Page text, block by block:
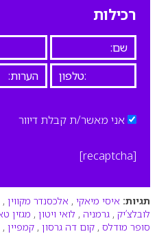
רכילות
אני מאשר/ת קבלת דיוור
[recaptcha]
תגיות: איסי מיאקי , אלכסנדר מקווין ,
לובלצ’יק , גרמניה , לואי ויטון , מגזין
סופר מודלס , קום דה גרסון , קמפיין ,